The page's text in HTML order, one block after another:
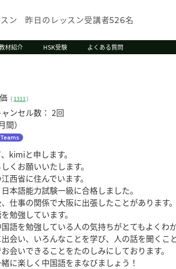
ン 昨日のレッスン受講者526名
材紹介 HSK受験 よくある質問
( 1311 )
ンセル数： 2回
間）
Teams
kimiと申します。
くお願いいたします。
西省に住んでいます。
本語能力試験一級に合格しました。
仕事の関係で大阪に出張したことがあります。
勉強しています。
語を勉強している人の気持ちがとてもよくわか
会い、いろんなことを学び、人の話を聞くこ
会いできることをたのしみにしております。
に楽しく中国語をまなびましょう！